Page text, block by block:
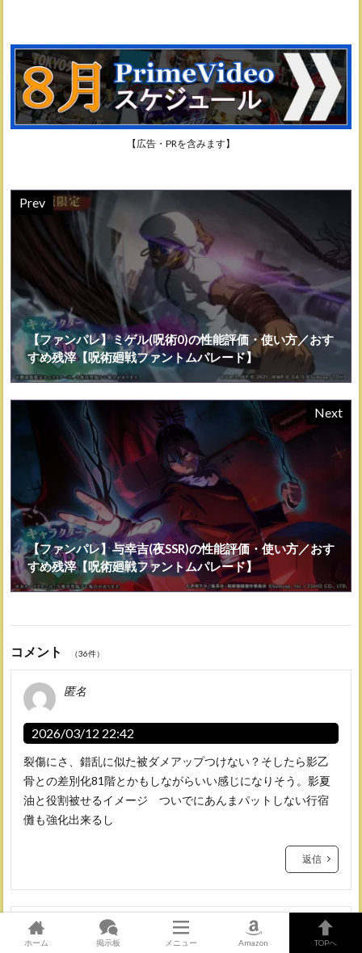
【広告・PRを含みます】
Prev
【ファンパレ】ミゲル(呪術0)の性能評価・使い方／おす
すめ残滓【呪術廻戦ファントムパレード】
Next
【ファンパレ】与幸吉(夜SSR)の性能評価・使い方／おす
すめ残滓【呪術廻戦ファントムパレード】
コメント （36件）
匿名
2026/03/12 22:42
裂傷にさ、錯乱に似た被ダメアップつけない？そしたら影乙
骨との差別化81階とかもしながらいい感じになりそう。影夏
油と役割被せるイメージ ついでにあんまパットしない行宿
儺も強化出来るし
返信
ホーム 掲示板 メニュー Amazon TOPへ